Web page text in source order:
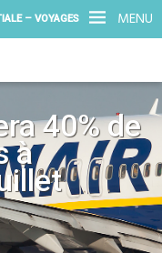
MENU
– VOYAGES
40% de
à